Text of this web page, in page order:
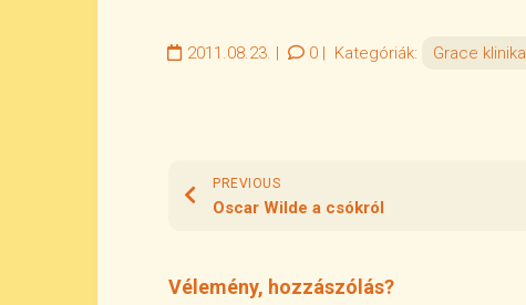
2011.08.23. | 0| Kategóriák: Grace klinika
PREVIOUS
Oscar Wilde a csókról
Vélemény, hozzászólás?